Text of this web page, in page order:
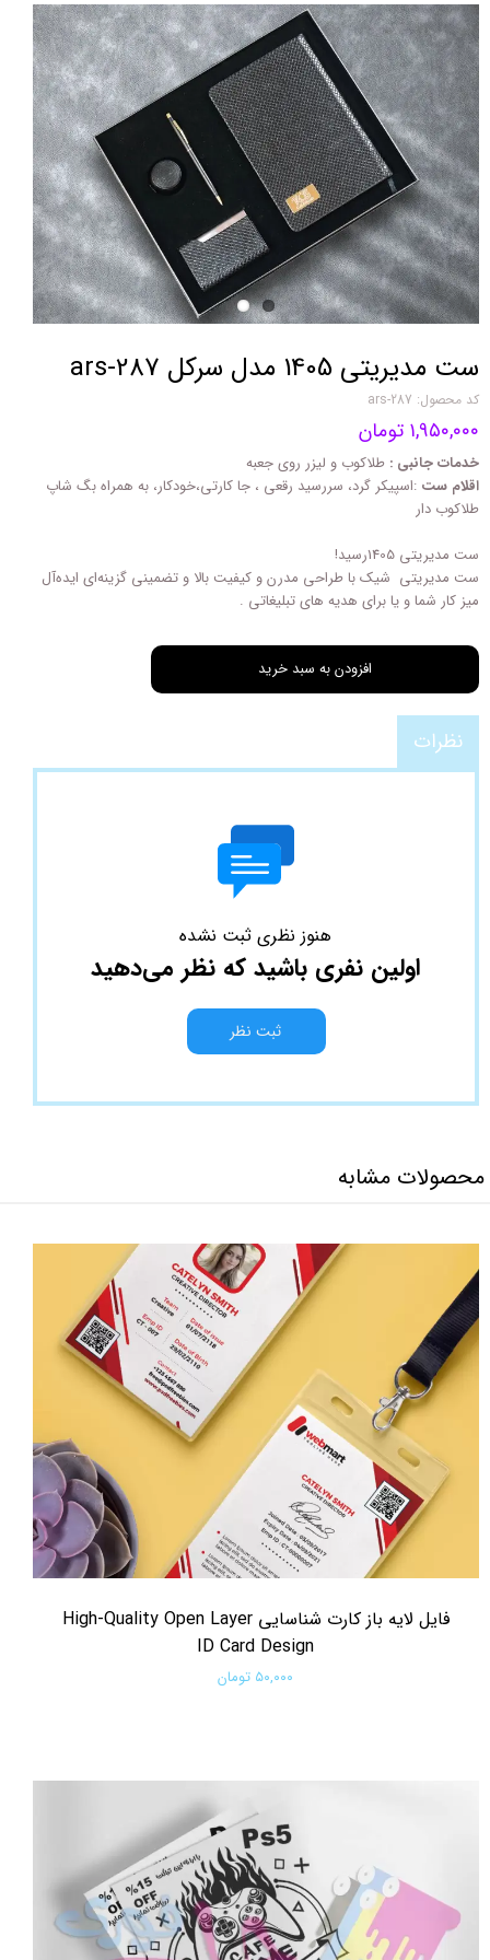
ست مدیریتی 1405 مدل سرکل ars-287
کد محصول: ars-287
۱,۹۵۰,۰۰۰ تومان
خدمات جانبی : طلاکوب و لیزر روی جعبه
اقلام ست :اسپیکر گرد، سررسید رقعی ، جا کارتی،خودکار، به همراه بگ شاپ
طلاکوب دار
ست مدیریتی 1405رسید!
ست مدیریتی شیک با طراحی مدرن و کیفیت بالا و تضمینی گزینه‌ای ایده‌آل
میز کار شما و یا برای هدیه‌ های تبلیغاتی .
افزودن به سبد خرید
نظرات
هنوز نظری ثبت نشده
اولین نفری باشید که نظر می‌دهید
ثبت نظر
محصولات مشابه
فایل لایه باز کارت شناسایی High-Quality Open Layer
ID Card Design
۵۰,۰۰۰ تومان